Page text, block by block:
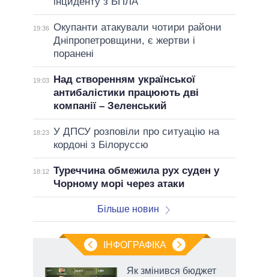
19:36 Окупанти атакували чотири райони
Дніпропетровщини, є жертви і
поранені
19:03
Над створенням української
антибалістики працюють дві
компанії – Зеленський
18:23 У ДПСУ розповіли про ситуацію на
кордоні з Білоруссю
18:12 Туреччина обмежила рух суден у
Чорному морі через атаки
Більше новин
ІНФОГРАФІКА
Як змінився бюджет